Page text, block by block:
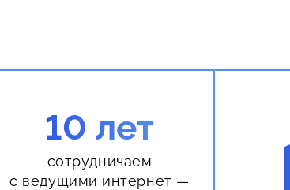
10 лет
сотрудничаем
с ведущими интернет —